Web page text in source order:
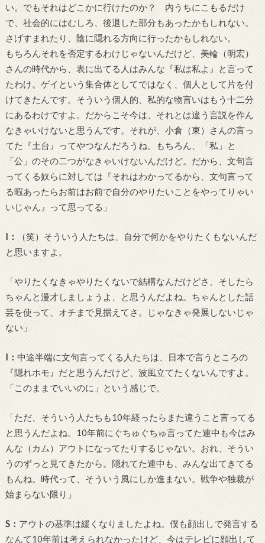
い。でもそれはどこかに行けたのか？ 内うちにこもるだけ
で、社会的にはむしろ、後退した部分もあったかもしれない。
さげすまれたり、陰に隠れる方向に行ったかもしれない。
もちろんそれを否定するわけじゃないんだけど、美輪（明宏）
さんの時代から、表に出てる人はみんな『私は私よ』と言って
たわけ。ゲイという集合体としてではなく、個人として片を付
けてきたんです。そういう個人的、私的な物言いはもう十二分
にあるわけですよ。だからこそ今は、それとは違う言説を作ん
なきゃいけないと思うんです。それが、小倉（東）さんの言っ
てた『土台』ってやつなんだろうね。もちろん、「私」と
「公」のその二つがなきゃいけないんだけど。だから、文句言
ってくる奴らに対しては『それはわかってるから、文句言って
る暇あったらお前はお前で自分のやりたいことをやってりゃい
いじゃん』って思ってる」
I ：
（笑）そういう人たちは、自分で何かをやりたくもないんだ
と思いますよ。
「やりたくなきゃやりたくないで結構なんだけどさ、そしたら
ちゃんと漫才しましょうよ、と思うんだよね。ちゃんとした話
芸を使って、オチまで見据えてさ。じゃなきゃ発展しないじゃ
ない」
I ： 中途半端に文句言ってくる人たちは、日本で言うところの
『隠れホモ』だと思うんだけど、波風立てたくないんですよ。
「このままでいいのに」という感じで。
「ただ、そういう人たちも10年経ったらまた違うこと言ってる
と思うんだよね。 10年前にぐちゅぐちゅ言ってた連中も今はみ
んな（カム）アウトになってたりするじゃない。おれ、そうい
うのずっと見てきたから。隠れてた連中も、みんな出てきてる
もんね。時代って、そういう風にしか進まない。戦争や独裁が
始まらない限り」
S： アウトの基準は緩くなりましたよね。僕も顔出しで発言する
なんて10年前は考えられなかったけど、今はテレビに顔出して